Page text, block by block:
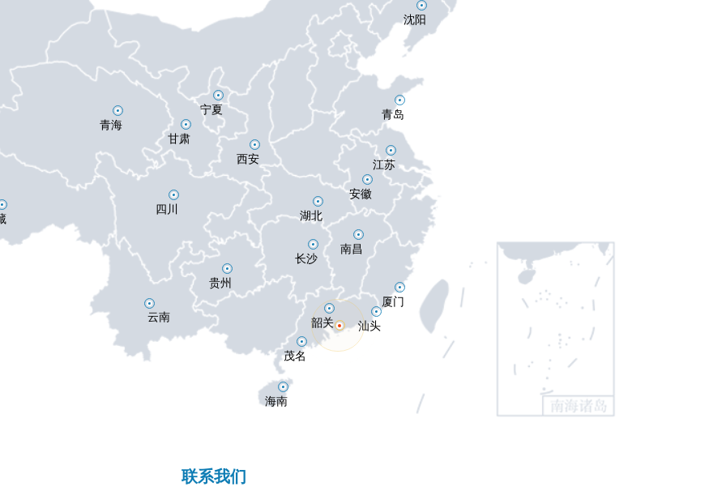
汕头
云南
四川
贵州
长沙
南昌
江苏
海南
茂名
韶关
厦门
安徽
湖北
宁夏
青海
西安
沈阳
甘肃
青岛
联系我们